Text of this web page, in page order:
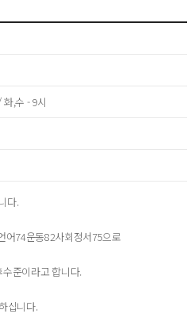
,수 - 9시
다.
어74운동82사회정서75으로
준이라고 합니다.
십니다.